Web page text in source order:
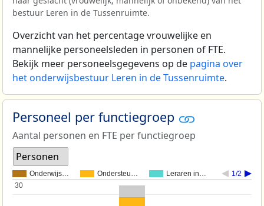
bestuur Leren in de Tussenruimte.
Overzicht van het percentage vrouwelijke en
mannelijke personeelsleden in personen of FTE.
Bekijk meer personeelsgegevens op de pagina over
het onderwijsbestuur Leren in de Tussenruimte.
Personeel per functiegroep
Aantal personen en FTE per functiegroep
Personen
Onderwijs… Ondersteu… Leraren in… 1/2
30
30